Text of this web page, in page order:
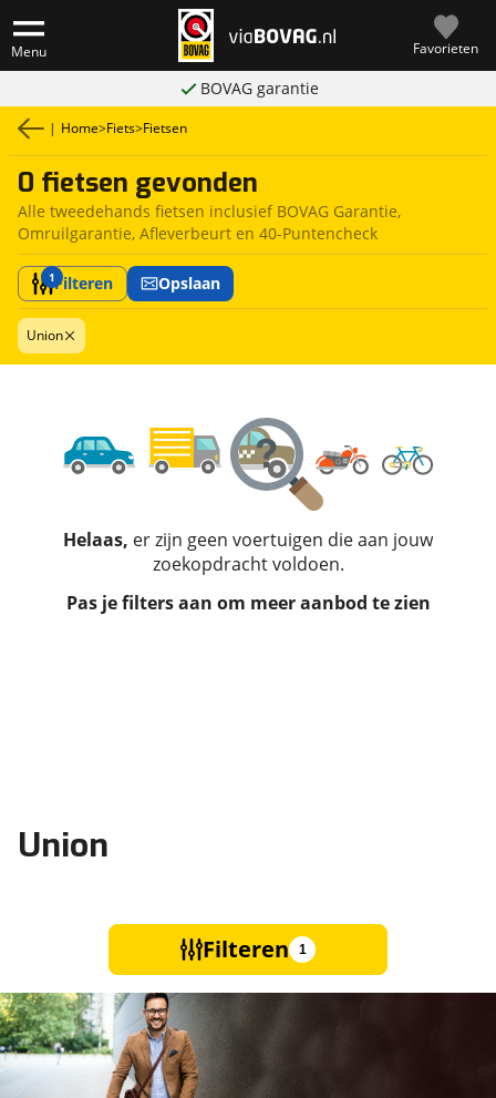
Menu Favorieten
BOVAG garantie
| Home>Fiets>Fietsen
0 fietsen gevonden
Alle tweedehands fietsen inclusief BOVAG Garantie,
Omruilgarantie, Afleverbeurt en 40-Puntencheck
1Filteren Opslaan
Union
Helaas, er zijn geen voertuigen die aan jouw
zoekopdracht voldoen.
Pas je filters aan om meer aanbod te zien
Union
Filteren 1